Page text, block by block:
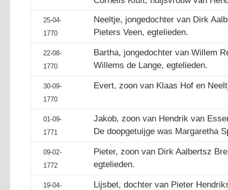
25-04-
1770
Neeltje, jongedochter van Dirk
Pieters Veen, egtelieden.
22-08-
1770
Bartha, jongedochter van Willem
Willems de Lange, egtelieden.
30-09-
1770
Evert, zoon van Klaas Hof en
01-09-
1771
Jakob, zoon van Hendrik van
De doopgetuijge was Margaretha
09-02-
1772
Pieter, zoon van Dirk Aalbertsz
egtelieden.
19-04-
Lijsbet, dochter van Pieter